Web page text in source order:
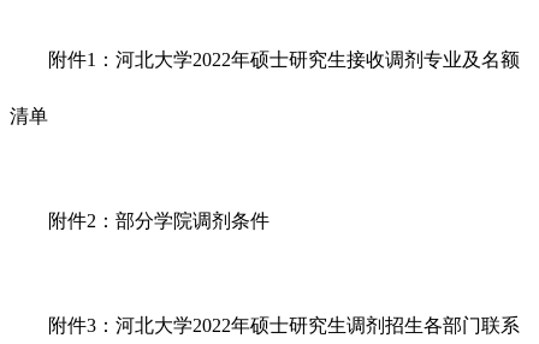
附件1：河北大学2022年硕士研究生接收调剂专业及名额
清单
附件2：部分学院调剂条件
附件3：河北大学2022年硕士研究生调剂招生各部门联系